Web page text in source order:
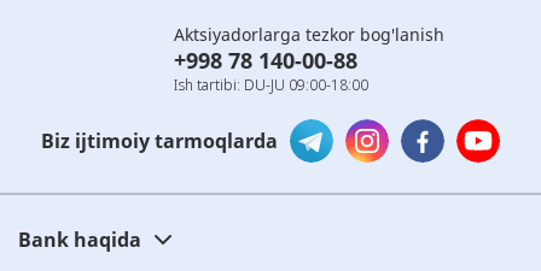
Aktsiyadorlarga tezkor bog'lanish
+998 78 140-00-88
Ish tartibi: DU-JU 09:00-18:00
Biz ijtimoiy tarmoqlarda
Bank haqida